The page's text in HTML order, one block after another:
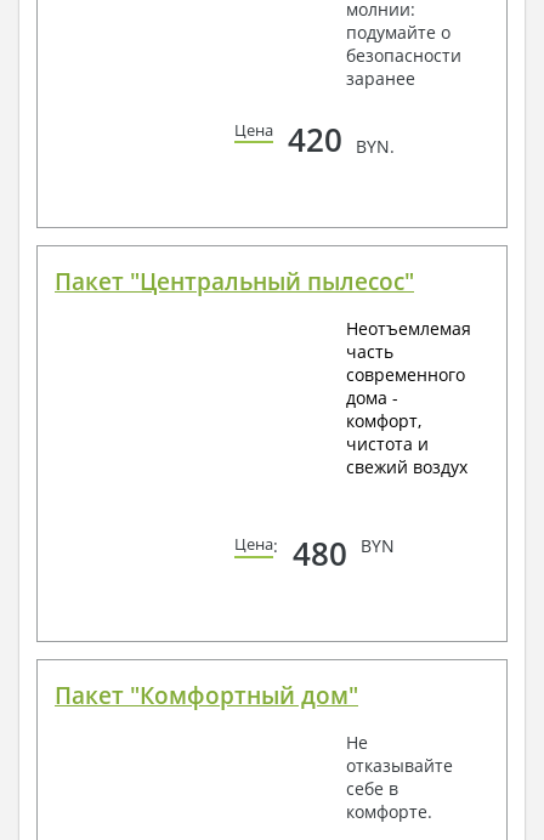
молнии:
подумайте о
безопасности
заранее
Цена 420 BYN.
Пакет "Центральный пылесос"
Неотъемлемая
часть
современного
дома -
комфорт,
чистота и
свежий воздух
Цена: 480 BYN
Пакет "Комфортный дом"
Не
отказывайте
себе в
комфорте.